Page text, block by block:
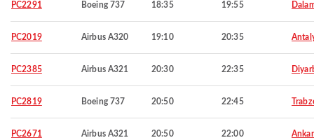
PC2291 Boeing 737 18:35 19:55
PC2019 Airbus A320 19:10 20:35
PC2385 Airbus A321 20:30 22:35
PC2819 Boeing 737 20:50 22:45
PC2671 Airbus A321 20:50 22:00